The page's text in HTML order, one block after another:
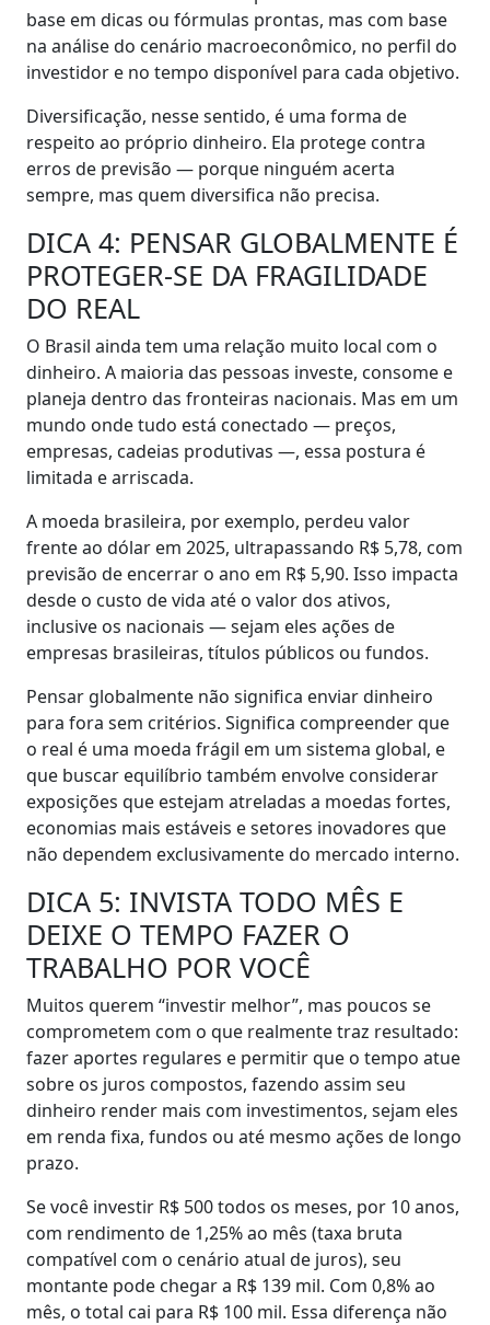
base em dicas ou fórmulas prontas, mas com base
na análise do cenário macroeconômico, no perfil do
investidor e no tempo disponível para cada objetivo.
Diversificação, nesse sentido, é uma forma de
respeito ao próprio dinheiro. Ela protege contra
erros de previsão — porque ninguém acerta
sempre, mas quem diversifica não precisa.
DICA 4: PENSAR GLOBALMENTE É
PROTEGER-SE DA FRAGILIDADE
DO REAL
O Brasil ainda tem uma relação muito local com o
dinheiro. A maioria das pessoas investe, consome e
planeja dentro das fronteiras nacionais. Mas em um
mundo onde tudo está conectado — preços,
empresas, cadeias produtivas —, essa postura é
limitada e arriscada.
A moeda brasileira, por exemplo, perdeu valor
frente ao dólar em 2025, ultrapassando R$ 5,78, com
previsão de encerrar o ano em R$ 5,90. Isso impacta
desde o custo de vida até o valor dos ativos,
inclusive os nacionais — sejam eles ações de
empresas brasileiras, títulos públicos ou fundos.
Pensar globalmente não significa enviar dinheiro
para fora sem critérios. Significa compreender que
o real é uma moeda frágil em um sistema global, e
que buscar equilíbrio também envolve considerar
exposições que estejam atreladas a moedas fortes,
economias mais estáveis e setores inovadores que
não dependem exclusivamente do mercado interno.
DICA 5: INVISTA TODO MÊS E
DEIXE O TEMPO FAZER O
TRABALHO POR VOCÊ
Muitos querem “investir melhor”, mas poucos se
comprometem com o que realmente traz resultado:
fazer aportes regulares e permitir que o tempo atue
sobre os juros compostos, fazendo assim seu
dinheiro render mais com investimentos, sejam eles
em renda fixa, fundos ou até mesmo ações de longo
prazo.
Se você investir R$ 500 todos os meses, por 10 anos,
com rendimento de 1,25% ao mês (taxa bruta
compatível com o cenário atual de juros), seu
montante pode chegar a R$ 139 mil. Com 0,8% ao
mês, o total cai para R$ 100 mil. Essa diferença não